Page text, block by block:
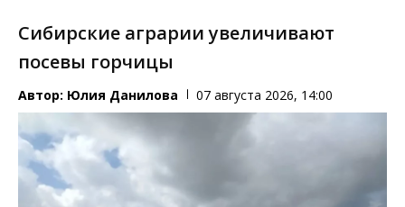
Сибирские аграрии увеличивают
посевы горчицы
Автор: Юлия Данилова 07 августа 2026, 14:00